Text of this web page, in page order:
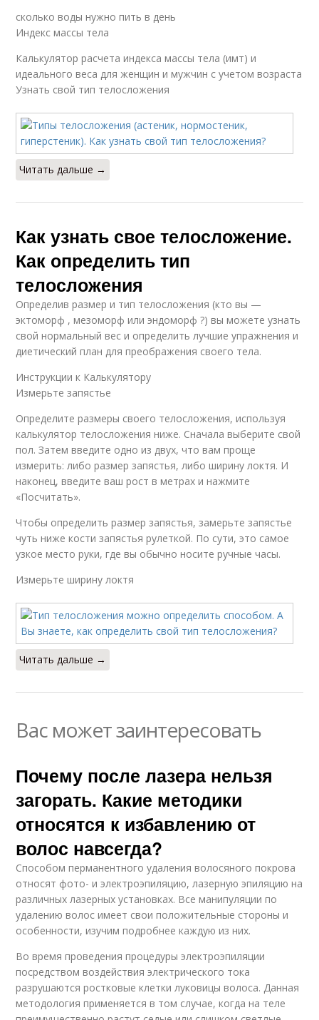
сколько воды нужно пить в день
Индекс массы тела
Калькулятор расчета индекса массы тела (имт) и
идеального веса для женщин и мужчин с учетом возраста
Узнать свой тип телосложения
Читать дальше →
Как узнать свое телосложение.
Как определить тип
телосложения
Определив размер и тип телосложения (кто вы —
эктоморф , мезоморф или эндоморф ?) вы можете узнать
свой нормальный вес и определить лучшие упражнения и
диетический план для преображения своего тела.
Инструкции к Калькулятору
Измерьте запястье
Определите размеры своего телосложения, используя
калькулятор телосложения ниже. Сначала выберите свой
пол. Затем введите одно из двух, что вам проще
измерить: либо размер запястья, либо ширину локтя. И
наконец, введите ваш рост в метрах и ​​нажмите
«Посчитать».
Чтобы определить размер запястья, замерьте запястье
чуть ниже кости запястья рулеткой. По сути, это самое
узкое место руки, где вы обычно носите ручные часы.
Измерьте ширину локтя
Читать дальше →
Вас может заинтересовать
Почему после лазера нельзя
загорать. Какие методики
относятся к избавлению от
волос навсегда?
Способом перманентного удаления волосяного покрова
относят фото- и электроэпиляцию, лазерную эпиляцию на
различных лазерных установках. Все манипуляции по
удалению волос имеет свои положительные стороны и
особенности, изучим подробнее каждую из них.
Во время проведения процедуры электроэпиляции
посредством воздействия электрического тока
разрушаются ростковые клетки луковицы волоса. Данная
методология применяется в том случае, когда на теле